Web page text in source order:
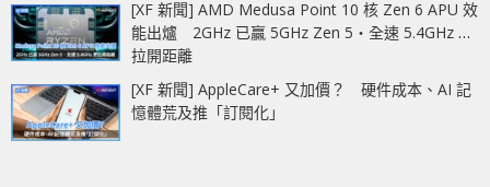
[XF 新聞] AMD Medusa Point 10 核 Zen 6 APU 效
能出爐 2GHz 已贏 5GHz Zen 5‧全速 5.4GHz 更
拉開距離
[XF 新聞] AppleCare+ 又加價？ 硬件成本、AI 記
憶體荒及推「訂閱化」